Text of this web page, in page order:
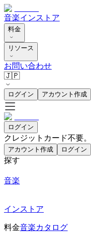
音楽インストア
料金
リソース
お問い合わせ
🇯🇵
ログイン アカウント作成
ログイン
クレジットカード不要
アカウント作成 ログイン
探す
音楽
インストア
料金音楽カタログ